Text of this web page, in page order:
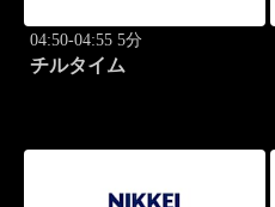
04:50-04:55 5分
チルタイム